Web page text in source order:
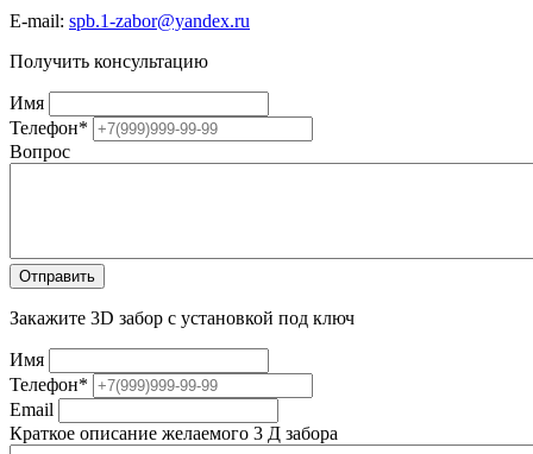
E-mail: spb.1-zabor@yandex.ru
Получить консультацию
Имя
Телефон*
Вопрос
Закажите 3D забор с установкой под ключ
Имя
Телефон*
Email
Краткое описание желаемого 3 Д забора